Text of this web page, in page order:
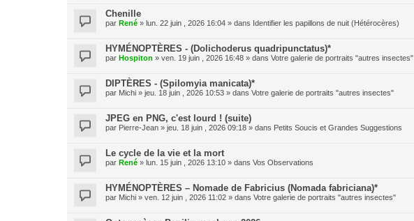
Chenille
par René » lun. 22 juin , 2026 16:04 » dans Identifier les papillons de nuit (Hétérocères)
HYMÉNOPTÈRES - (Dolichoderus quadripunctatus)*
par Hospiton » ven. 19 juin , 2026 16:48 » dans Votre galerie de portraits "autres insectes"
DIPTÈRES - (Spilomyia manicata)*
par Michi » jeu. 18 juin , 2026 10:53 » dans Votre galerie de portraits "autres insectes"
JPEG en PNG, c'est lourd ! (suite)
par Pierre-Jean » jeu. 18 juin , 2026 09:18 » dans Petits Soucis et Grandes Suggestions
Le cycle de la vie et la mort
par René » lun. 15 juin , 2026 13:10 » dans Vos Observations
HYMÉNOPTÈRES – Nomade de Fabricius (Nomada fabriciana)*
par Michi » ven. 12 juin , 2026 11:02 » dans Votre galerie de portraits "autres insectes"